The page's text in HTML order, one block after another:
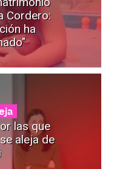
Cordero:
ha
las que
aleja de